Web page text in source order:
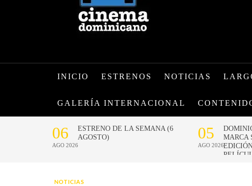
INICIO ESTRENOS NOTICIAS
GALERÍA INTERNACIONAL
NOTICIAS